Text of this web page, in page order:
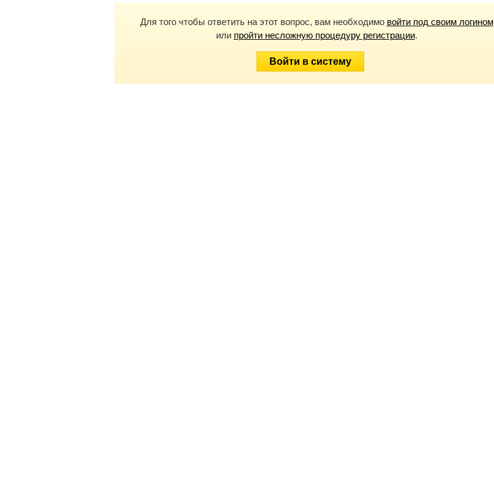
Для того чтобы ответить на этот вопрос, вам необходимо войти под своим логином
или пройти несложную процедуру регистрации.
Войти в систему